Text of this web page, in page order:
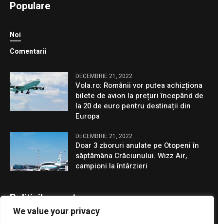
We value your privacy
Populare
Noi
Comentarii
DECEMBRIE 21, 2022
Vola.ro: Românii vor putea achizționa
bilete de avion la prețuri începând de
la 20 de euro pentru destinații din
Europa
DECEMBRIE 21, 2022
Doar 3 zboruri anulate pe Otopeni în
săptămâna Crăciunului. Wizz Air,
campioni la întârzieri
Politicile noastre